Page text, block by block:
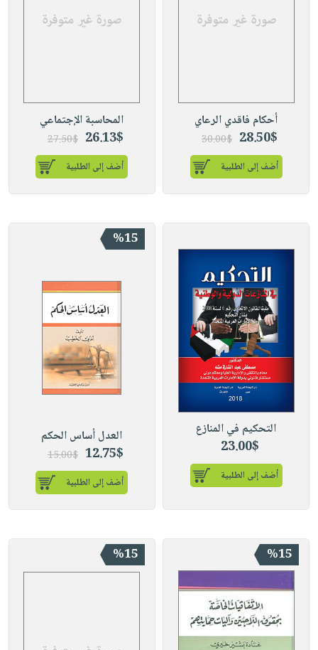
أحكام فاقدي الرعاي
28.50$
30.00$
أضف إلى الطلبية
المحاسبة الإجتماعي
26.13$
27.50$
أضف إلى الطلبية
التحكيم في المنازع
23.00$
أضف إلى الطلبية
%15
العدل أساس الحكم
12.75$
15.00$
أضف إلى الطلبية
%15
%15